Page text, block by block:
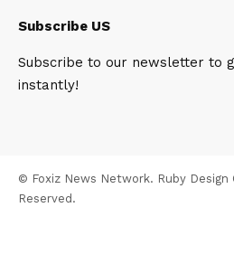
Subscribe US
Subscribe to our newsletter to
instantly!
© Foxiz News Network. Ruby Design
Reserved.